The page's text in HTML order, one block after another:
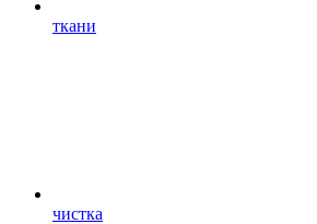
ткани
чистка